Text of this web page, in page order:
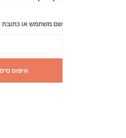
שם משתמש או כתובת
איפוס